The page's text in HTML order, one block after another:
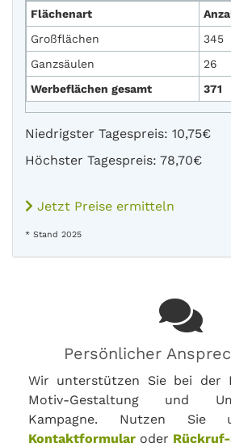
Flächenart
Großflächen
345
Ganzsäulen
26
Werbeflächen gesamt
371
Niedrigster Tagespreis: 10,75€
Höchster Tagespreis: 78,70€
Jetzt Preise ermitteln
* Stand 2025
Persönlicher
Wir unterstützen Sie bei der
Motiv-Gestaltung und
Kampagne. Nutzen Sie
Kontaktformular oder